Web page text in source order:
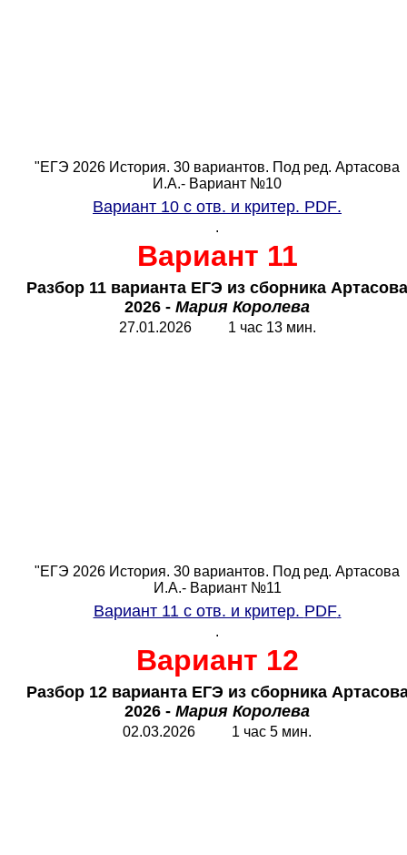
"ЕГЭ 2026 История. 30 вариантов. Под ред. Артасова
И.А.- Вариант №10
Вариант 10 с отв. и критер. PDF.
.
Вариант 11
Разбор 11 варианта ЕГЭ из сборника Артасова
2026 - Мария Королева
27.01.2026 1 час 13 мин.
"ЕГЭ 2026 История. 30 вариантов. Под ред. Артасова
И.А.- Вариант №11
Вариант 11 с отв. и критер. PDF.
.
Вариант 12
Разбор 12 варианта ЕГЭ из сборника
2026 - Мария Королева
02.03.2026 1 час 5 мин.